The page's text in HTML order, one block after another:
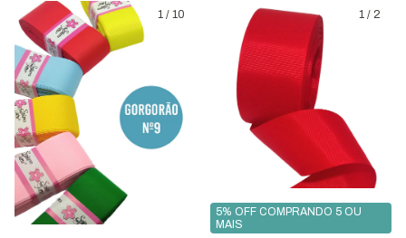
1 / 10 1 / 2
5% OFF COMPRANDO 5 OU
MAIS